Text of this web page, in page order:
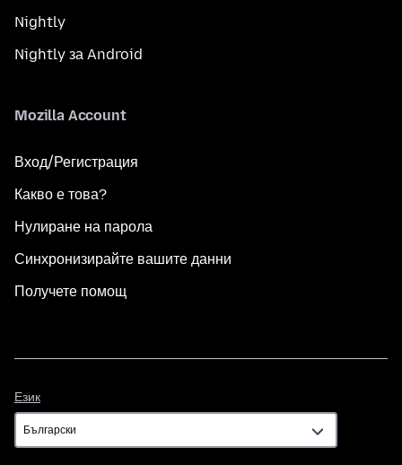
Nightly
Nightly за Android
Mozilla Account
Вход/Регистрация
Какво е това?
Нулиране на парола
Синхронизирайте вашите данни
Получете помощ
Език